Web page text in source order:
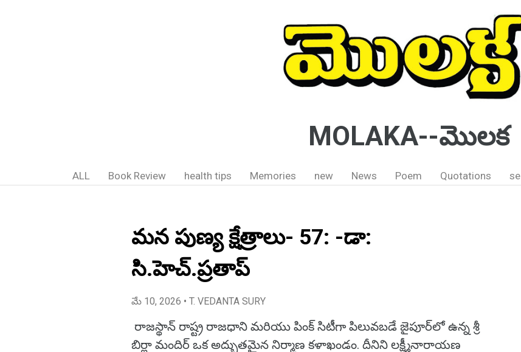
MOLAKA--మొలక
ALL Book Review health tips Memories new News Poem Quotations se
మన పుణ్య క్షేత్రాలు- 57: -డా:
సి.హెచ్.ప్రతాప్
మే 10, 2026 • T. VEDANTA SURY
రాజస్థాన్ రాష్ట్ర రాజధాని మరియు పింక్ సిటీగా పిలువబడే జైపూర్‌లో ఉన్న శ్రీ
బిర్లా మందిర్ ఒక అద్భుతమైన నిర్మాణ కళాఖండం. దీనిని లక్ష్మీనారాయణ